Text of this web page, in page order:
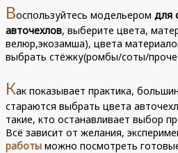
Воспользуйтесь модельеромдля
авточехлов, выберите цвета,
велюр,экозамша), цвета
выбрать стёжку(ромбы/соты/
Как показывает практика,
стараются выбрать цвета
такие, кто останавливает выбор
Всё зависит от желания,
работы можно посмотреть